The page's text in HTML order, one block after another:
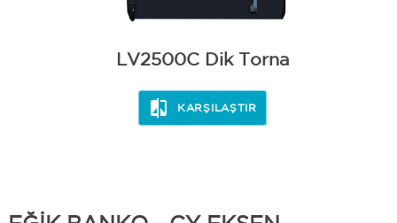
LV2500C Dik Torna
KARŞILAŞTIR